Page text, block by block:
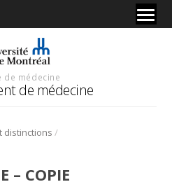
de médecine
de médecine
distinctions /
– COPIE